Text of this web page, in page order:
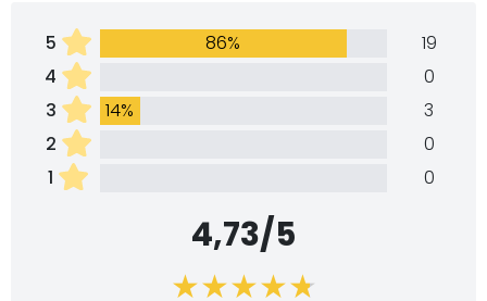
5 86%
19
4
0
3
14%
3
2
0
1
0
4,73/5